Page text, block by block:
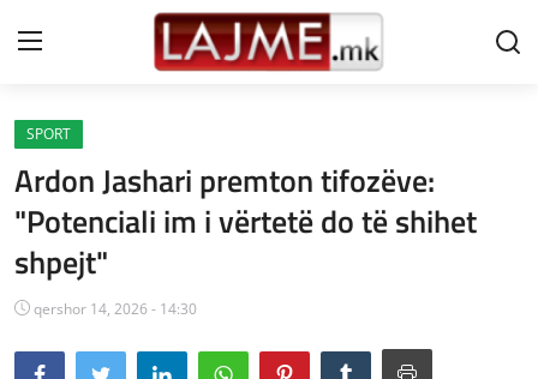
Shtëpi
LAJME MAQEDONI
SHQIPERI
KOSOVA
LAJME NGA BOTA
SPORT
Ardon Jashari premton tifozëve:
"Potenciali im i vërtetë do të shihet
shpejt"
qershor 14, 2026 - 14:30